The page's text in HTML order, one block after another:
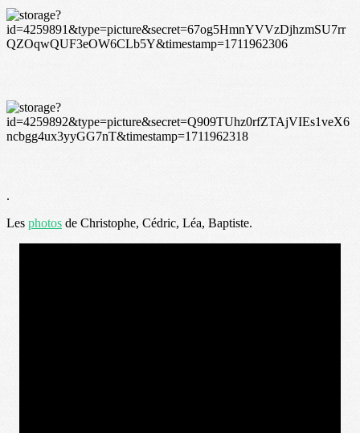
.
Les photos de Christophe, Cédric, Léa, Baptiste.